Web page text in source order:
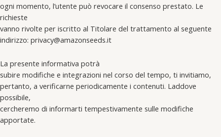
ogni momento, l’utente può revocare il consenso prestato. Le
richieste
vanno rivolte per iscritto al Titolare del trattamento al seguente
indirizzo: privacy@amazonseeds.it
La presente informativa potrà
subire modifiche e integrazioni nel corso del tempo, ti invitiamo,
pertanto, a verificarne periodicamente i contenuti. Laddove
possibile,
cercheremo di informarti tempestivamente sulle modifiche
apportate.